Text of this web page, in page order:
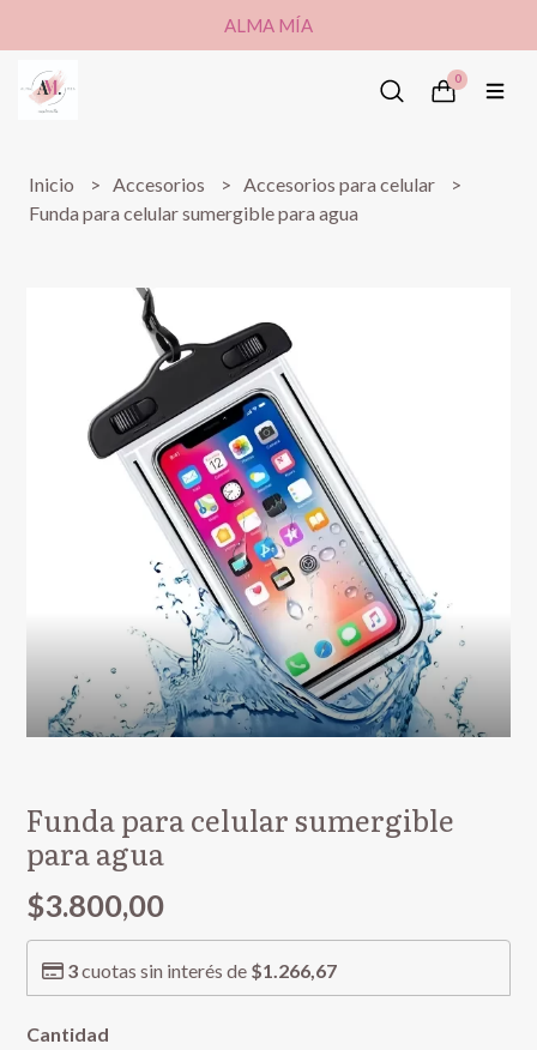
ALMA MÍA
0
Inicio Accesorios
Accesorios para celular
Funda para celular sumergible para agua
Funda para celular sumergible
para agua
$3.800,00
3cuotas sin interés de $1.266,67
Cantidad